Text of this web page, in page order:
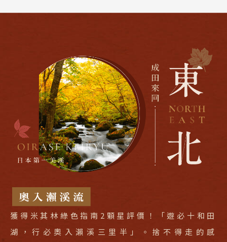
獲得米其林綠色指南2顆星評價！「遊必十和田
湖，行必奧入瀨溪三里半」。捨不得走的感